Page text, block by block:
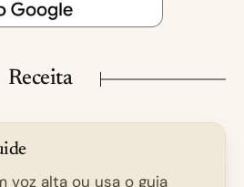
Receita
voz alta ou usa o guia